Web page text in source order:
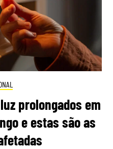
prolongados em
e estas são as